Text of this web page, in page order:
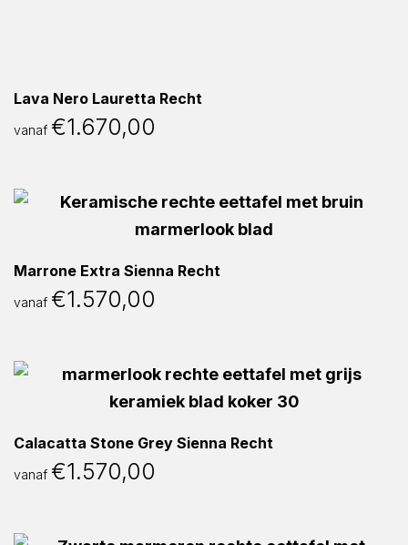
Lava Nero Lauretta Recht
vanaf €1.670,00
Marrone Extra Sienna Recht
vanaf €1.570,00
Calacatta Stone Grey Sienna Recht
vanaf €1.570,00